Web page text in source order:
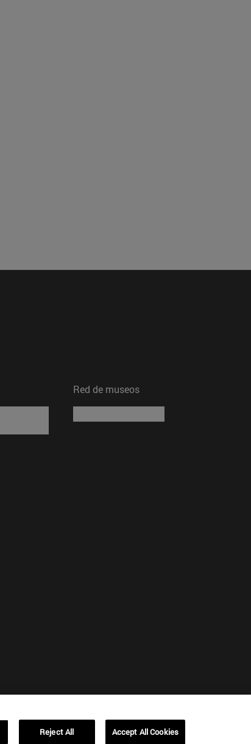
Red de museos
Reject All Accept All Cookies